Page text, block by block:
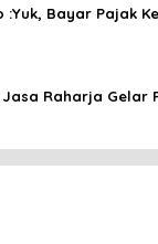
:Yuk, Bayar Pajak
Jasa Raharja Gelar